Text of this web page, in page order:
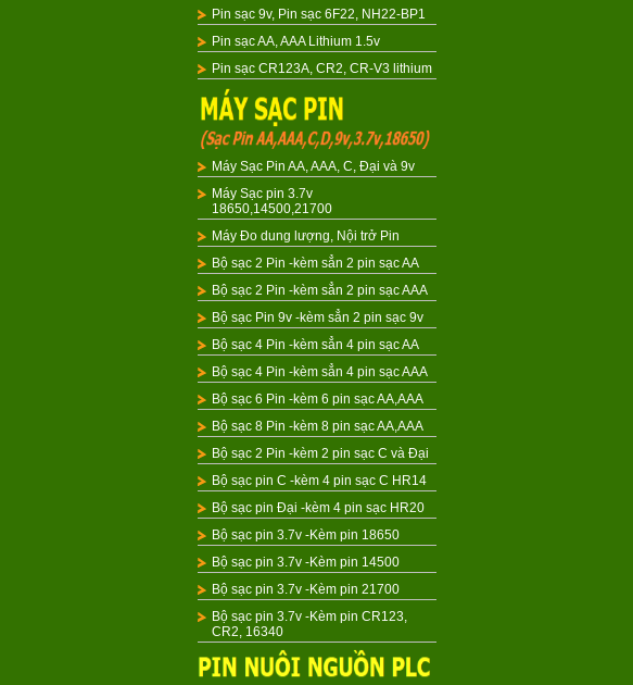
Pin sạc 9v, Pin sạc 6F22, NH22-BP1
Pin sạc AA, AAA Lithium 1.5v
Pin sạc CR123A, CR2, CR-V3 lithium
Máy Sạc Pin AA, AAA, C, Đại và 9v
Máy Sạc pin 3.7v
18650,14500,21700
Máy Đo dung lượng, Nội trở Pin
Bộ sạc 2 Pin -kèm sẳn 2 pin sạc AA
Bộ sạc 2 Pin -kèm sẳn 2 pin sạc AAA
Bộ sạc Pin 9v -kèm sẳn 2 pin sạc 9v
Bộ sạc 4 Pin -kèm sẳn 4 pin sạc AA
Bộ sạc 4 Pin -kèm sẳn 4 pin sạc AAA
Bộ sạc 6 Pin -kèm 6 pin sạc AA,AAA
Bộ sạc 8 Pin -kèm 8 pin sạc AA,AAA
Bộ sạc 2 Pin -kèm 2 pin sạc C và Đại
Bộ sạc pin C -kèm 4 pin sạc C HR14
Bộ sạc pin Đại -kèm 4 pin sạc HR20
Bộ sạc pin 3.7v -Kèm pin 18650
Bộ sạc pin 3.7v -Kèm pin 14500
Bộ sạc pin 3.7v -Kèm pin 21700
Bộ sạc pin 3.7v -Kèm pin CR123,
CR2, 16340